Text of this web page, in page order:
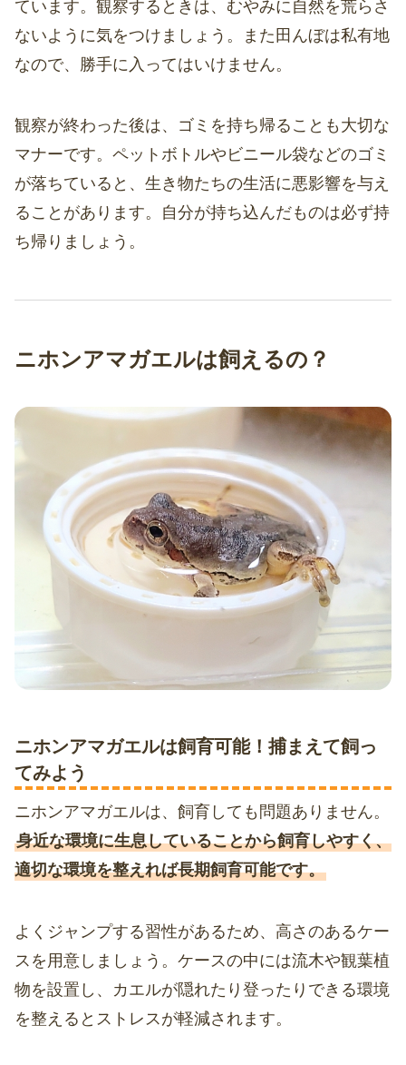
ています。観察するときは、むやみに自然を荒らさ
ないように気をつけましょう。また田んぼは私有地
なので、勝手に入ってはいけません。
観察が終わった後は、ゴミを持ち帰ることも大切な
マナーです。ペットボトルやビニール袋などのゴミ
が落ちていると、生き物たちの生活に悪影響を与え
ることがあります。自分が持ち込んだものは必ず持
ち帰りましょう。
ニホンアマガエルは飼えるの？
ニホンアマガエルは飼育可能！捕まえて飼っ
てみよう
ニホンアマガエルは、飼育しても問題ありません。
身近な環境に生息していることから飼育しやすく、
適切な環境を整えれば長期飼育可能です。
よくジャンプする習性があるため、高さのあるケー
スを用意しましょう。ケースの中には流木や観葉植
物を設置し、カエルが隠れたり登ったりできる環境
を整えるとストレスが軽減されます。